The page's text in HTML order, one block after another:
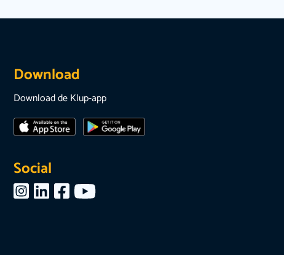
Download
Download de Klup-app
Social